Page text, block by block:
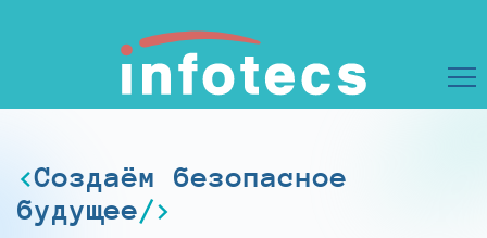
Создаём безопасное
будущее